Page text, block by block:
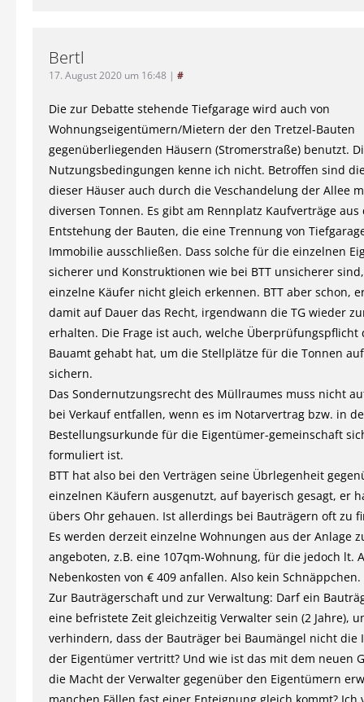
Bertl
17. August 2020 um 16:48 | #
Die zur Debatte stehende Tiefgarage wird auch von
Wohnungseigentümern/Mietern der den Tretzel-Bauten
gegenüberliegenden Häusern (Stromerstraße) benutzt.
Nutzungsbedingungen kenne ich nicht. Betroffen sind
dieser Häuser auch durch die Veschandelung der Allee
diversen Tonnen. Es gibt am Rennplatz Kaufverträge
Entstehung der Bauten, die eine Trennung von
Immobilie ausschließen. Dass solche für die einzelnen
sicherer und Konstruktionen wie bei BTT unsicherer
einzelne Käufer nicht gleich erkennen. BTT aber schon,
damit auf Dauer das Recht, irgendwann die TG wieder
erhalten. Die Frage ist auch, welche Überprüfungspflicht
Bauamt gehabt hat, um die Stellplätze für die Tonnen
sichern.
Das Sondernutzungsrecht des Müllraumes muss nicht
bei Verkauf entfallen, wenn es im Notarvertrag bzw. in
Bestellungsurkunde für die Eigentümer-gemeinschaft
formuliert ist.
BTT hat also bei den Verträgen seine Übrlegenheit
einzelnen Käufern ausgenutzt, auf bayerisch gesagt, er
übers Ohr gehauen. Ist allerdings bei Bauträgern oft zu
Es werden derzeit einzelne Wohnungen aus der Anlage
angeboten, z.B. eine 107qm-Wohnung, für die jedoch lt.
Nebenkosten von € 409 anfallen. Also kein Schnäppchen.
Zur Bauträgerschaft und zur Verwaltung: Darf ein
eine befristete Zeit gleichzeitig Verwalter sein (2 Jahre),
verhindern, dass der Bauträger bei Baumängel nicht die
der Eigentümer vertritt? Und wie ist das mit dem neuen
die Macht der Verwalter gegenüber den Eigentümern
manchen Fällen fast einer Enteignung gleich kommt? Ich